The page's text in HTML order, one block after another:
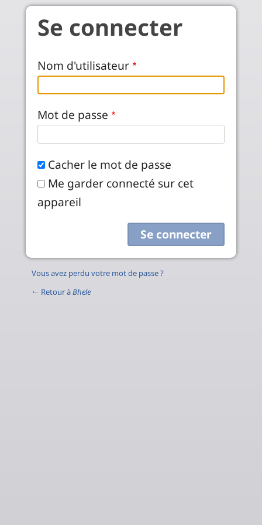
Aller au contenu principal
Se connecter
Nom d'utilisateur
Mot de passe
Cacher le mot de passe
Me garder connecté sur cet
appareil
Vous avez perdu votre mot de passe ?
← Retour àBhele